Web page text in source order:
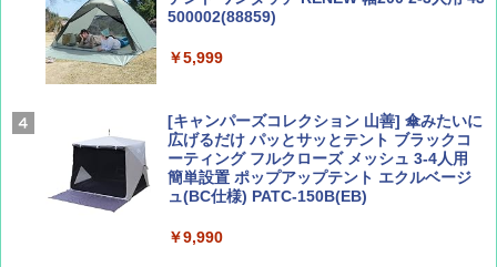
AIRLINE（エアライン）2026年9月号【特
集】ボーイング110周年を祝して！
￥1,760
ァキア 2026～2027 地球の歩き方A ヨーロッ
￥2,277
新しい日本地理 地図・統計・移動から読み
解く (講談社現代新書)
￥1,540
500002(88859)
￥5,999
[キャンパーズコレクション 山善] 傘みたいに
広げるだけ パッとサッとテント ブラックコ
ーティング フルクローズ メッシュ 3-4人用
簡単設置 ポップアップテント エクルベージ
ュ(BC仕様) PATC-150B(EB)
￥9,990